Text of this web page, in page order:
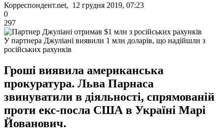
Корреспондент.net, 12 грудня 2019, 07:23
0
297
У партнера Джуліані виявили 1 млн доларів, що надійшли з
російських рахунків
Гроші виявила американська
прокуратура. Льва Парнаса
звинуватили в діяльності, спрямованій
проти екс-посла США в Україні Марі
Йованович.